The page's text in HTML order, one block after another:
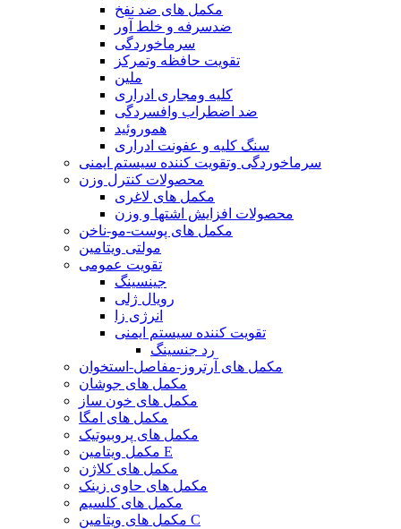
مکمل های ضد نفخ
ضدسرفه و خلط آور
سرماخوردگی
تقویت حافظه وتمرکز
ملین
کلیه ومجاری ادراری
ضد اضطراب وافسردگی
هموروئید
سنگ کلیه و عفونت ادراری
سرماخوردگی وتقویت کننده سیستم ایمنی
محصولات کنترل وزن
مکمل های لاغری
محصولات افزایش اشتها و وزن
مکمل های پوست-مو-ناخن
مولتی ویتامین
تقویت عمومی
جینسینگ
رویال ژلی
انرژی زا
تقویت کننده سیستم ایمنی
رد جنسینگ
مکمل های آرتروز-مفاصل-استخوان
مکمل های جوشان
مکمل های خون ساز
مکمل های امگا
مکمل های پروبیوتیک
مکمل ویتامین E
مکمل های کلاژن
مکمل های حاوی زینک
مکمل های کلسیم
مکمل های ویتامین C